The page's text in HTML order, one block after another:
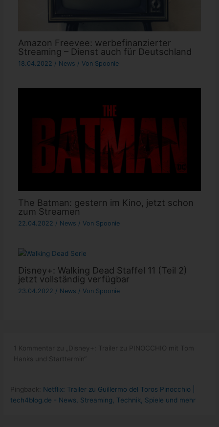
Amazon Freevee: werbefinanzierter
Streaming – Dienst auch für Deutschland
18.04.2022 / News / Von Spoonie
The Batman: gestern im Kino, jetzt schon
zum Streamen
22.04.2022 / News / Von Spoonie
Disney+: Walking Dead Staffel 11 (Teil 2)
jetzt vollständig verfügbar
23.04.2022 / News / Von Spoonie
1 Kommentar zu „Disney+: Trailer zu PINOCCHIO mit Tom
Hanks und Starttermin“
Pingback: Netflix: Trailer zu Guillermo del Toros Pinocchio |
tech4blog.de - News, Streaming, Technik, Spiele und mehr